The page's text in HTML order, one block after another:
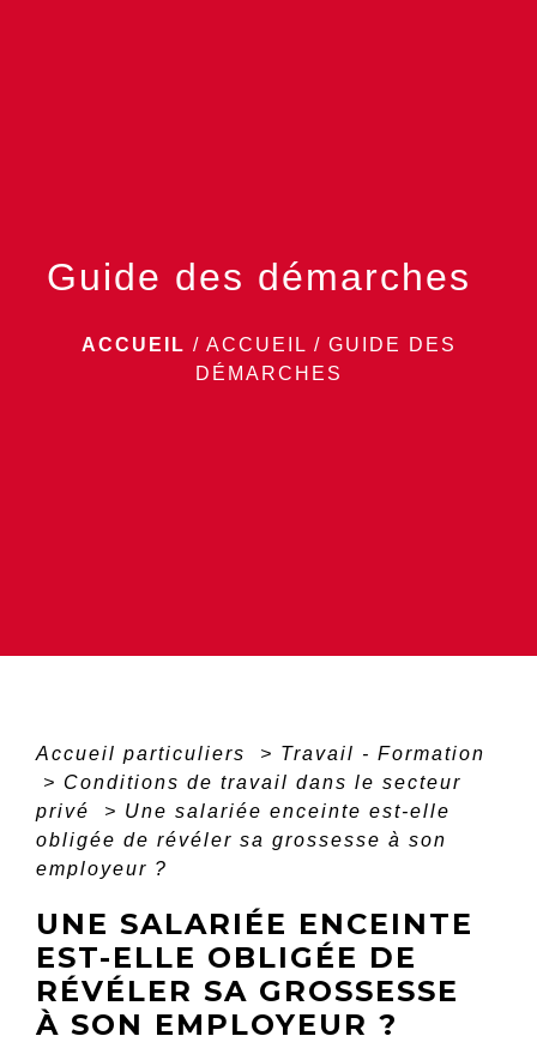
Guide des démarches
ACCUEIL / ACCUEIL / GUIDE DES
DÉMARCHES
Accueil particuliers > Travail - Formation
> Conditions de travail dans le secteur
privé
> Une salariée enceinte est-elle
obligée de révéler sa grossesse à son
employeur ?
UNE SALARIÉE ENCEINTE
EST-ELLE OBLIGÉE DE
RÉVÉLER SA GROSSESSE
À SON EMPLOYEUR ?